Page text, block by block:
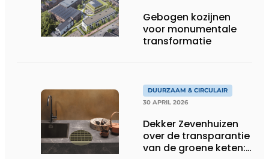
Gebogen kozijnen
voor monumentale
transformatie
DUURZAAM & CIRCULAIR
30 APRIL 2026
Dekker Zevenhuizen
over de transparantie
van de groene keten: